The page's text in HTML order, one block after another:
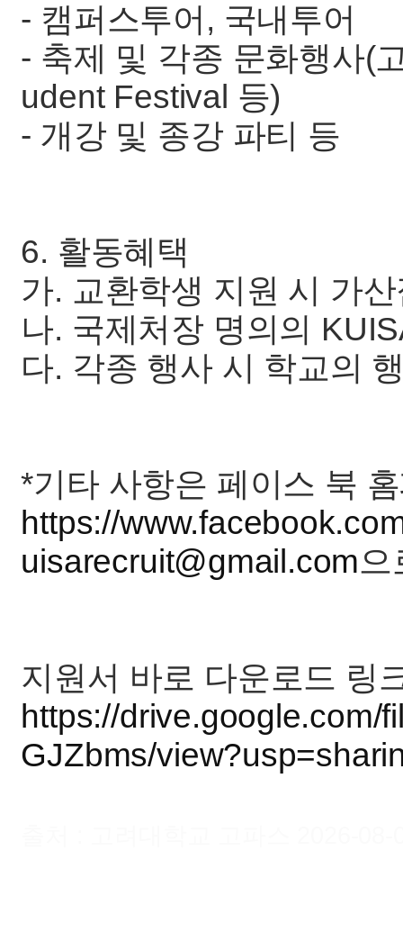
- 캠퍼스투어, 국내투어
- 축제 및 각종 문화행사(
udent Festival 등)
- 개강 및 종강 파티 등
6. 활동혜택
가. 교환학생 지원 시 가
나. 국제처장 명의의
다. 각종 행사 시 학교의
*기타 사항은 페이스 북
https://
uisarecruit@gmail.com으
지원서 바로 다운로드 링
https://drive.google.com/
GJZbms/